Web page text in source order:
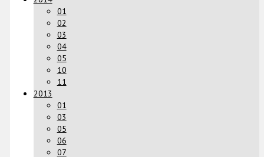
01
02
03
04
05
10
11
2013
01
03
05
06
07